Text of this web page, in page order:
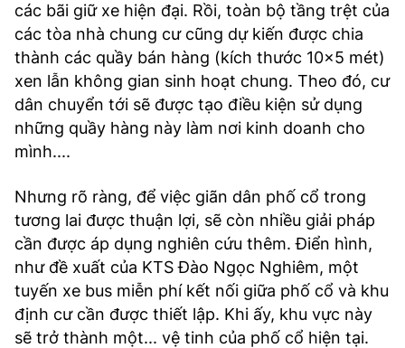
các bãi giữ xe hiện đại. Rồi, toàn bộ tầng trệt của
các tòa nhà chung cư cũng dự kiến được chia
thành các quầy bán hàng (kích thước 10x5 mét)
xen lẫn không gian sinh hoạt chung. Theo đó, cư
dân chuyển tới sẽ được tạo điều kiện sử dụng
những quầy hàng này làm nơi kinh doanh cho
mình....
Nhưng rõ ràng, để việc giãn dân phố cổ trong
tương lai được thuận lợi, sẽ còn nhiều giải pháp
cần được áp dụng nghiên cứu thêm. Điển hình,
như đề xuất của KTS Đào Ngọc Nghiêm, một
tuyến xe bus miễn phí kết nối giữa phố cổ và khu
định cư cần được thiết lập. Khi ấy, khu vực này
sẽ trở thành một... vệ tinh của phố cổ hiện tại.